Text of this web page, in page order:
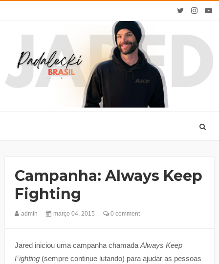
Campanha: Always Keep
Fighting
admin março 04, 2015 0 comment
Jared iniciou uma campanha chamada Always Keep
Fighting(sempre continue lutando) para ajudar as pessoas